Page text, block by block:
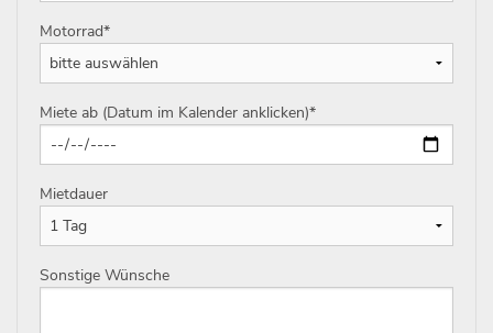
Motorrad*
Miete ab (Datum im Kalender anklicken)*
Mietdauer
Sonstige Wünsche